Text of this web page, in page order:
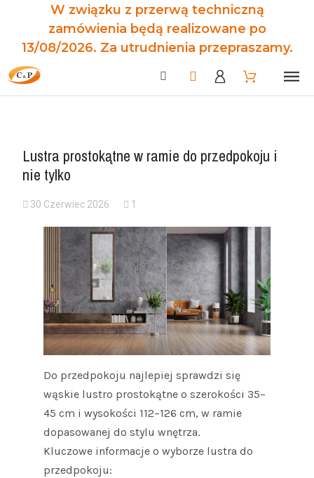
W związku z przerwą techniczną
zamówienia będą realizowane po
13/08/2026. Za utrudnienia przepraszamy.
Lustra prostokątne w ramie do przedpokoju i
nie tylko
30 Czerwiec 2026 1
Do przedpokoju najlepiej sprawdzi się
wąskie lustro prostokątne o szerokości 35–
45 cm i wysokości 112–126 cm, w ramie
dopasowanej do stylu wnętrza.
Kluczowe informacje o wyborze lustra do
przedpokoju: